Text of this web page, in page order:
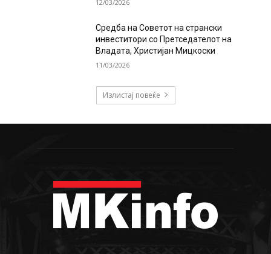
12/03/2026
Средба на Советот на странски
инвеститори со Претседателот на
Владата, Христијан Мицкоски
11/03/2026
Излистај повеќе